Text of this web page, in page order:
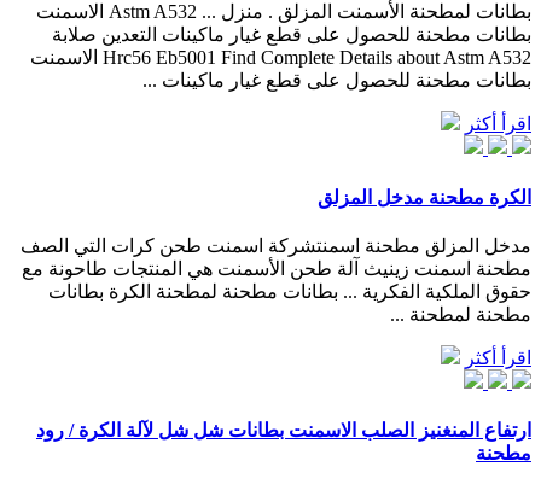
بطانات لمطحنة الأسمنت المزلق . منزل ... Astm A532 الاسمنت
بطانات مطحنة للحصول على قطع غيار ماكينات التعدين صلابة
Hrc56 Eb5001 Find Complete Details about Astm A532 الاسمنت
بطانات مطحنة للحصول على قطع غيار ماكينات ...
اقرأ أكثر
الكرة مطحنة مدخل المزلق
مدخل المزلق مطحنة اسمنتشركة اسمنت طحن كرات التي الصف
مطحنة اسمنت زينيث آلة طحن الأسمنت هي المنتجات طاحونة مع
حقوق الملكية الفكرية ... بطانات مطحنة لمطحنة الكرة بطانات
مطحنة لمطحنة ...
اقرأ أكثر
ارتفاع المنغنيز الصلب الاسمنت بطانات شل شل لآلة الكرة / رود
مطحنة